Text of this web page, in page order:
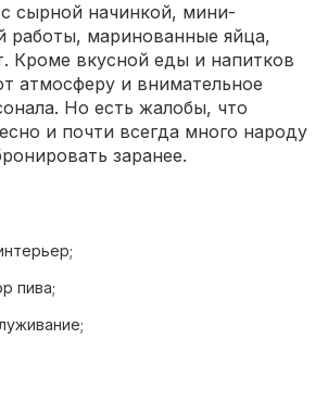
сырной начинкой, мини-
работы, маринованные яйца,
Кроме вкусной еды и напитков
атмосферу и внимательное
Но есть жалобы, что
и почти всегда много народу
заранее.
пива;